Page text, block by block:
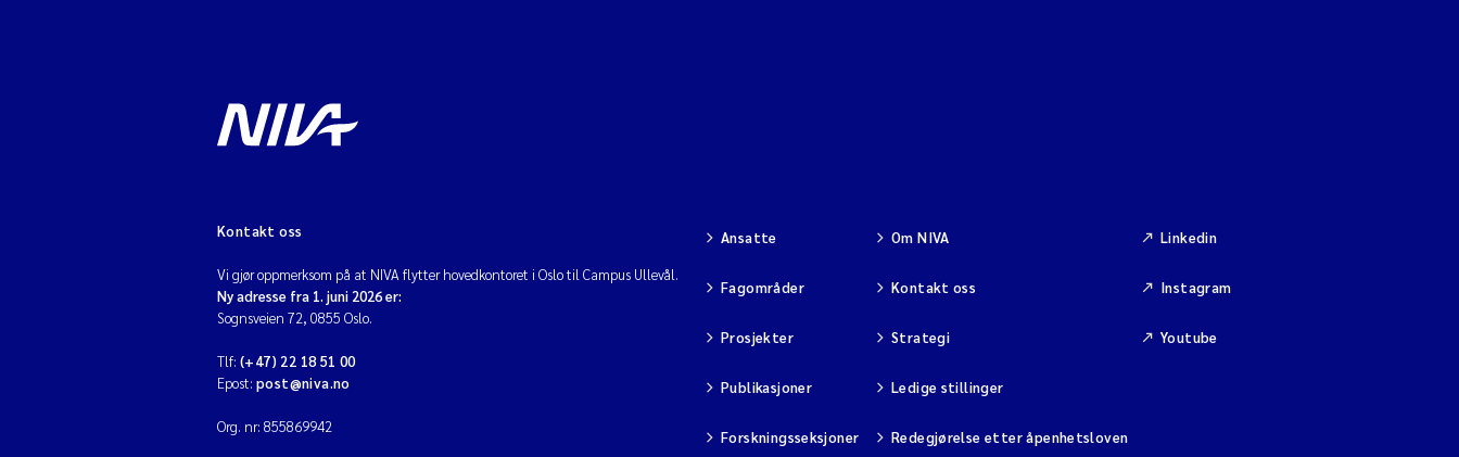
Kontakt oss
Vi gjør oppmerksom på at NIVA flytter hovedkontoret i Oslo til Campus Ullevål.
Ny adresse fra 1. juni 2026 er:
Sognsveien 72, 0855 Oslo.
Tlf: (+47) 22 18 51 00
Epost: post@niva.no
Org. nr: 855869942
Ansatte
Fagområder
Prosjekter
Publikasjoner
Forskningsseksjoner
Om NIVA
Kontakt oss
Strategi
Ledige stillinger
Redegjørelse etter åpenhetsloven
Linkedin
Instagram
Youtube